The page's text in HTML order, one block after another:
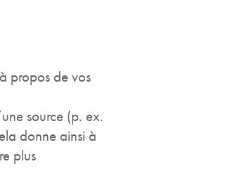
propos de vos
source (p. ex.
donne ainsi à
plus